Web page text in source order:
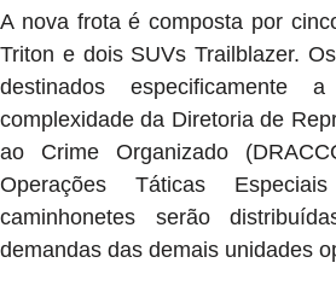
A nova frota é composta por
Triton e dois SUVs Trailblazer.
destinados
complexidade da Diretoria de
ao Crime Organizado
Operações Táticas
caminhonetes serão
demandas das demais unidades